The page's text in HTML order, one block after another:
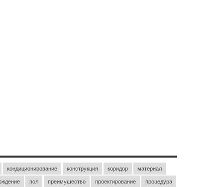
кондиционирование конструкция коридор материал
пол преимущество проектирование процедура